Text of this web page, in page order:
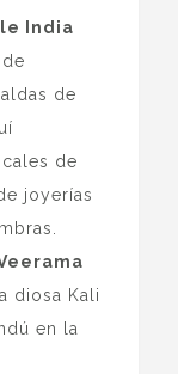
India
de
de
joyerías
diosa Kali
en la